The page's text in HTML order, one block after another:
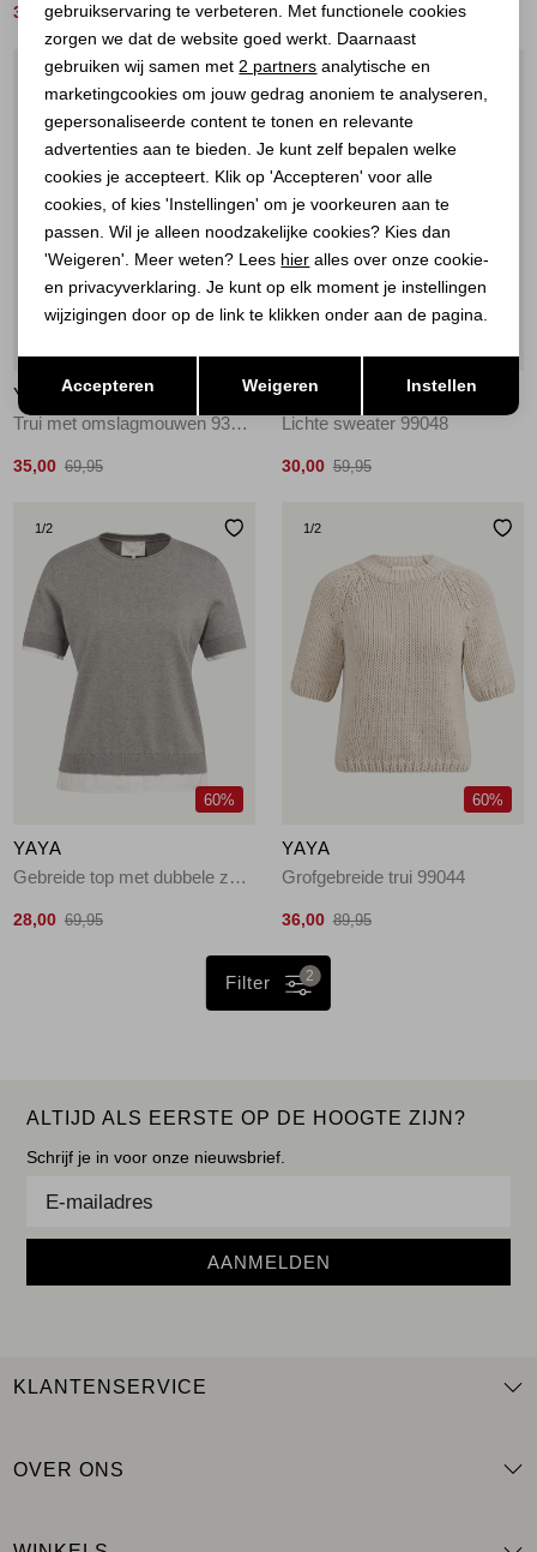
30,00 59,95 35,00 69,95
/2
YAYA
Trui met omslagmouwen 93923
35,00 69,95
1/2
YAYA
Lichte sweater 99048
30,00 59,95
1/2
60%
YAYA
Gebreide top met dubbele zoom 990472
28,00 69,95
1/2
60%
YAYA
Grofgebreide trui 99044
36,00 89,95
2
Filter
ALTIJD ALS EERSTE OP DE HOOGTE ZIJN?
Schrijf je in voor onze nieuwsbrief.
AANMELDEN
KLANTENSERVICE
OVER ONS
Personalisatie cookies
Analytische cookies
Marketing cookies
gebruikservaring te verbeteren. Met functionele cookies
zorgen we dat de website goed werkt. Daarnaast
gebruiken wij samen met 2 partners analytische en
marketingcookies om jouw gedrag anoniem te analyseren,
gepersonaliseerde content te tonen en relevante
advertenties aan te bieden. Je kunt zelf bepalen welke
cookies je accepteert. Klik op 'Accepteren' voor alle
cookies, of kies 'Instellingen' om je voorkeuren aan te
passen. Wil je alleen noodzakelijke cookies? Kies dan
'Weigeren'. Meer weten? Lees hier alles over onze cookie-
en privacyverklaring. Je kunt op elk moment je instellingen
wijzigingen door op de link te klikken onder aan de pagina.
Accepteren Weigeren Instellen